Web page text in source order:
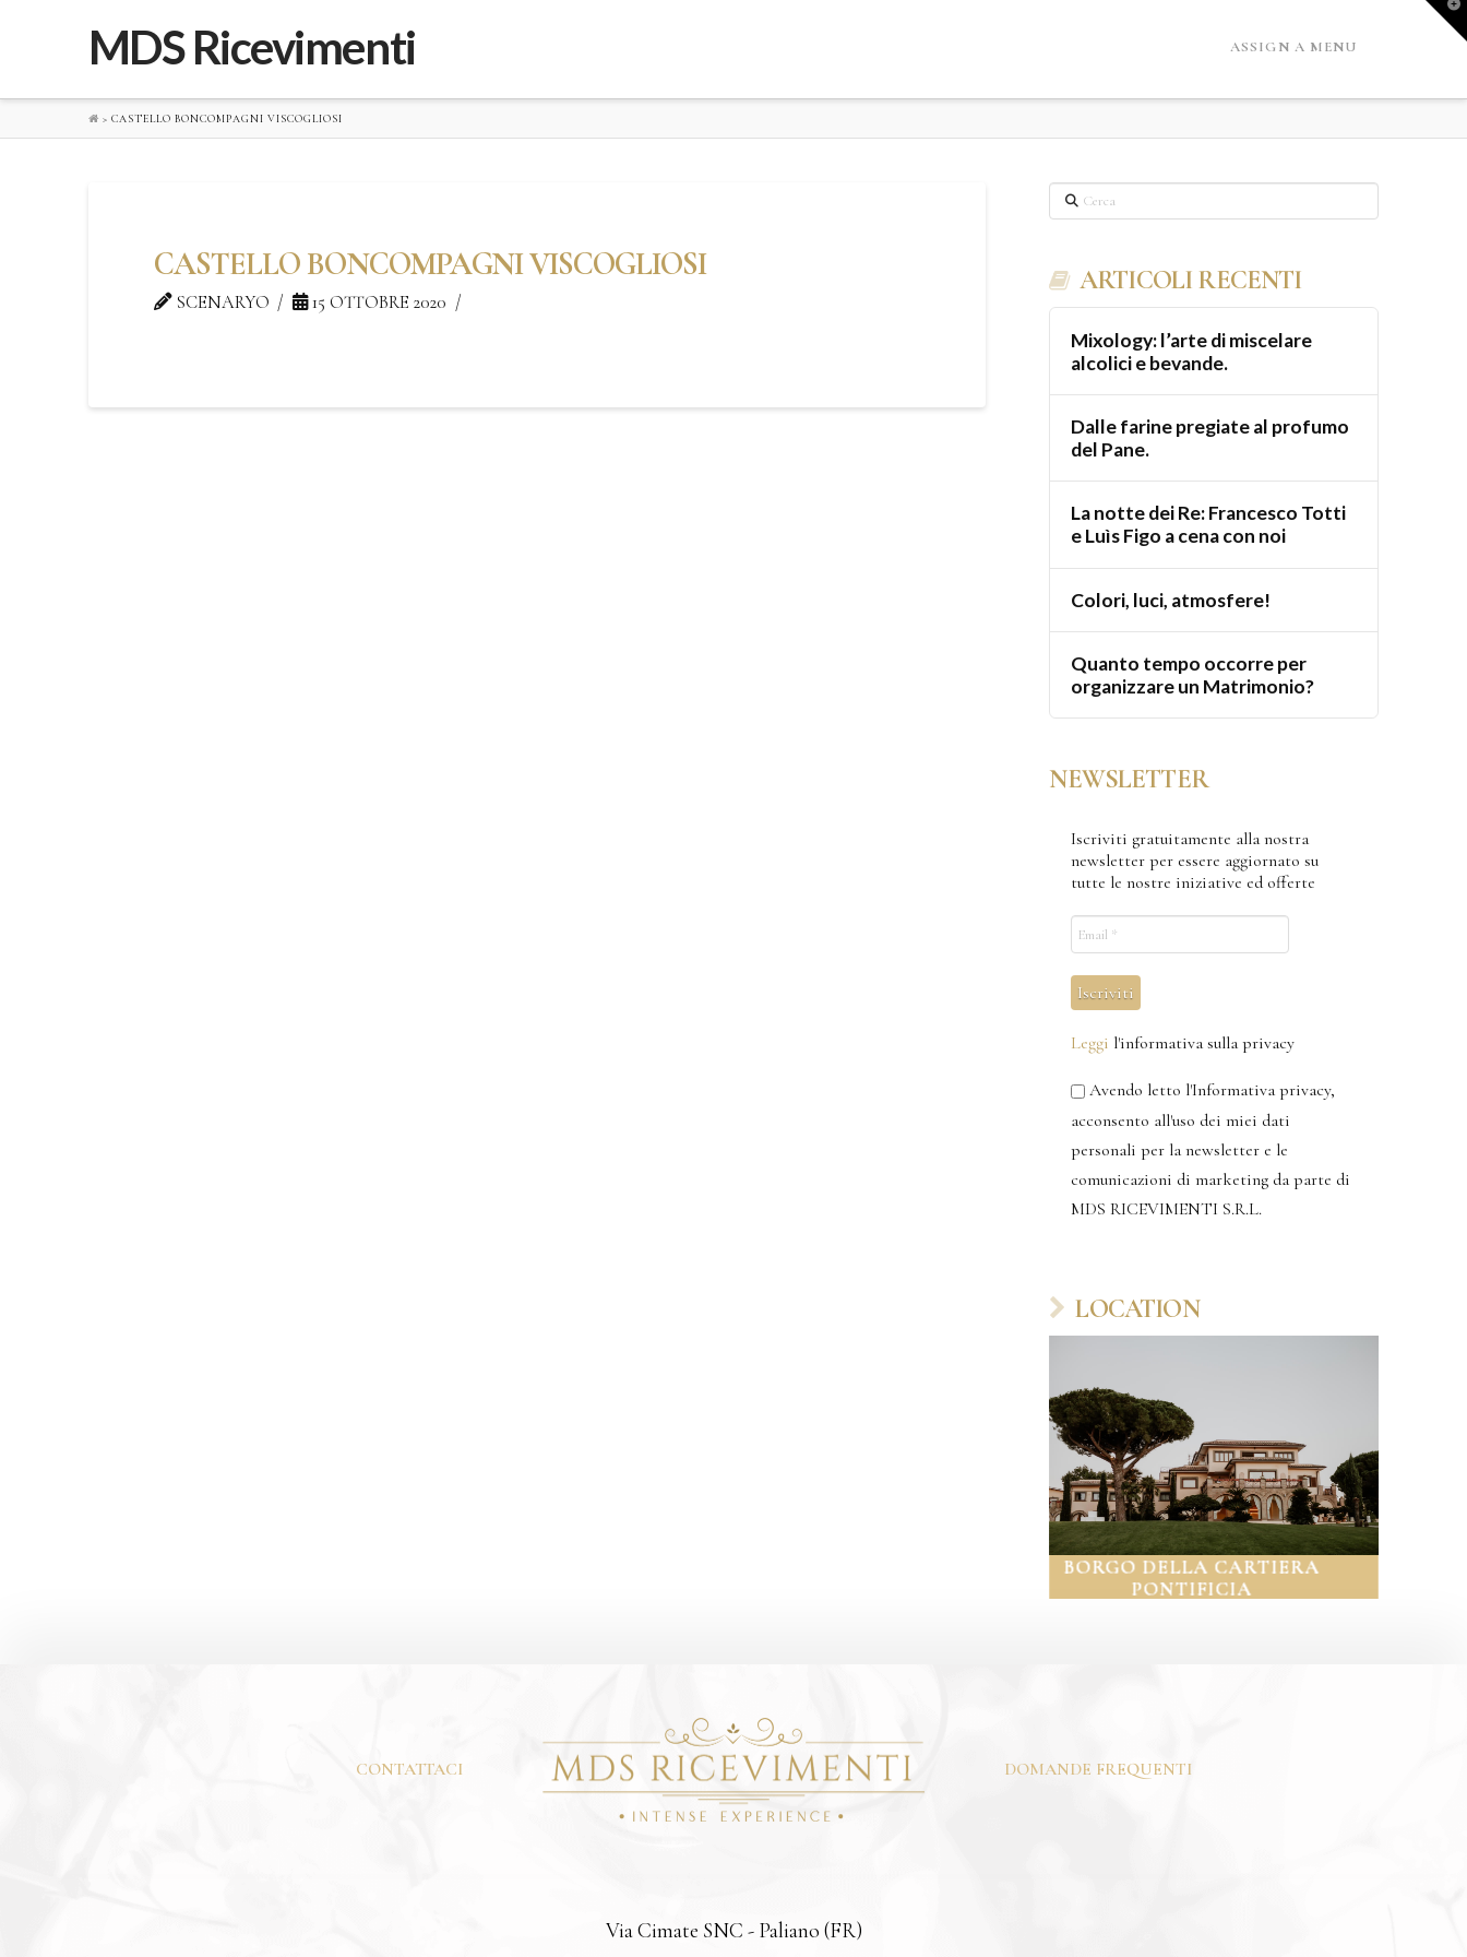
MDS Ricevimenti ASSIGN A MENU
> CASTELLO BONCOMPAGNI VISCOGLIOSI
CASTELLO BONCOMPAGNI VISCOGLIOSI
SCENARYO 15 OTTOBRE 2020
Cerca
ARTICOLI RECENTI
Mixology: l’arte di miscelare
alcolici e bevande.
Dalle farine pregiate al profumo
del Pane.
La notte dei Re: Francesco Totti
e Luìs Figo a cena con noi
Colori, luci, atmosfere!
Quanto tempo occorre per
organizzare un Matrimonio?
NEWSLETTER
Iscriviti gratuitamente alla nostra
newsletter per essere aggiornato su
tutte le nostre iniziative ed offerte
Leggi l'informativa sulla privacy
Avendo letto l'Informativa privacy,
acconsento all'uso dei miei dati
personali per la newsletter e le
comunicazioni di marketing da parte di
MDS RICEVIMENTI S.R.L.
LOCATION
VILLA ECETRA
CONTATTACI DOMANDE FREQUENTI
Via Cimate SNC - Paliano (FR)